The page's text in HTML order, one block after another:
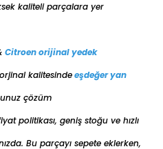
kaliteli parçalara yer
Citroen orijinal yedek
kalitesindeeşdeğeryan
çözüm
politikası, geniş stoğu ve hızlı
Bu parçayı sepete eklerken,